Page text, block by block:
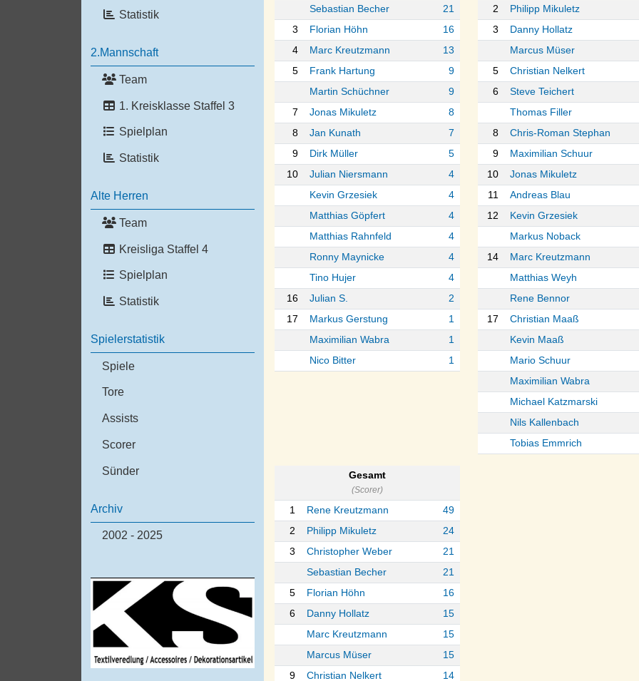
Statistik
2.Mannschaft
Team
1. Kreisklasse Staffel 3
Spielplan
Statistik
Alte Herren
Team
Kreisliga Staffel 4
Spielplan
Statistik
Spielerstatistik
Spiele
Tore
Assists
Scorer
Sünder
Archiv
2002 - 2025
Sebastian Becher
21
3
Florian Höhn
16
4
Marc Kreutzmann
13
5
Frank Hartung
9
Martin Schüchner
9
7
Jonas Mikuletz
8
8
Jan Kunath
7
9
Dirk Müller
5
10
Julian Niersmann
4
Kevin Grzesiek
4
Matthias Göpfert
4
Matthias Rahnfeld
4
Ronny Maynicke
4
Tino Hujer
4
16
Julian S.
2
17
Markus Gerstung
1
Maximilian Wabra
1
Nico Bitter
1
2
Philipp Mikuletz
3
Danny Hollatz
Marcus Müser
5
Christian Nelkert
6
Steve Teichert
Thomas Filler
8
Chris-Roman Stephan
9
Maximilian Schuur
10
Jonas Mikuletz
11
Andreas Blau
12
Kevin Grzesiek
Markus Noback
14
Marc Kreutzmann
Matthias Weyh
Rene Bennor
17
Christian Maaß
Kevin Maaß
Mario Schuur
Maximilian Wabra
Michael Katzmarski
Nils Kallenbach
Tobias Emmrich
Gesamt
(Scorer)
1 Rene Kreutzmann
49
2
Philipp Mikuletz
24
3
Christopher Weber
21
Sebastian Becher
21
5
Florian Höhn
16
6
Danny Hollatz
15
Marc Kreutzmann
15
Marcus Müser
15
9
Christian Nelkert
14